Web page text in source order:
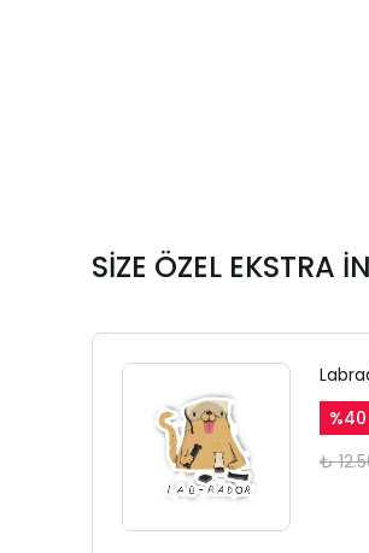
SİZE ÖZEL EKSTRA
%40
₺